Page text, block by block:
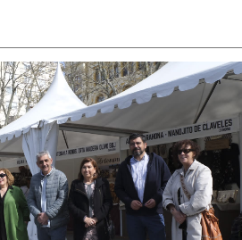
aplicación
externa.
aplicación
externa.